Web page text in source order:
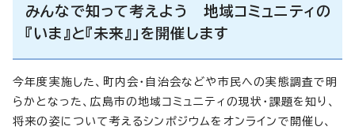
みんなで知って考えよう 地域コミュニティの
『いま』と『未来』」を開催します
今年度実施した、町内会・自治会などや市民への実態調査で明
らかとなった、広島市の地域コミュニティの現状・課題を知り、
将来の姿について考えるシンポジウムをオンラインで開催し、